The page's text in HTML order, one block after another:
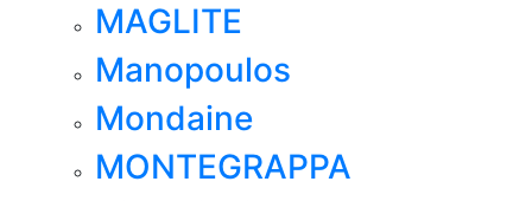
MAGLITE
Manopoulos
Mondaine
MONTEGRAPPA